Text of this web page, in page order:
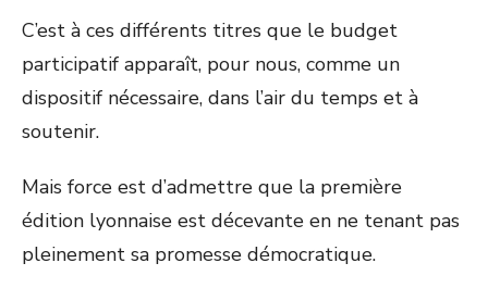
C’est à ces différents titres que le budget
participatif apparaît, pour nous, comme un
dispositif nécessaire, dans l’air du temps et à
soutenir.
Mais force est d’admettre que la première
édition lyonnaise est décevante en ne tenant pas
pleinement sa promesse démocratique.